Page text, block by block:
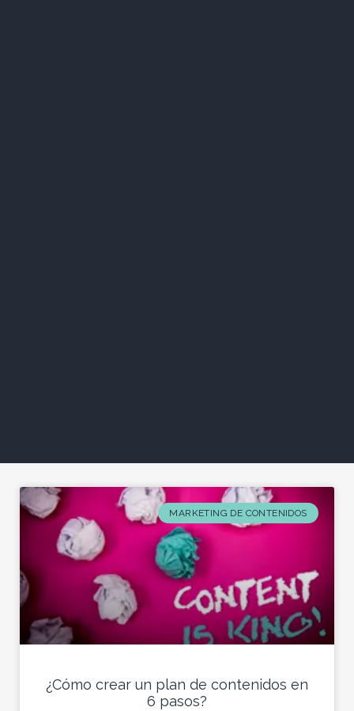
MARKETING DE CONTENIDOS
¿Cómo crear un plan de contenidos en
6 pasos?